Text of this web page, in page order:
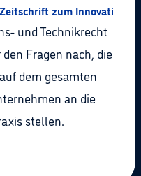
Zeitschrift zum Innovations-
und Technikrecht
Fragen nach, die
dem gesamten
an die
stellen.